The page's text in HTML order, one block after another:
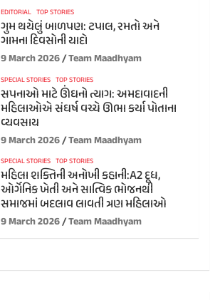
EDITORIAL TOP STORIES
ગુમ થયેલું બાળપણ: ટપાલ, રમતો અને
ગામના દિવસોની યાદો
9 March 2026 Team Maadhyam
SPECIAL STORIES TOP STORIES
સપનાઓ માટે ઊંઘનો ત્યાગ: અમદાવાદની
મહિલાઓએ સંઘર્ષ વચ્ચે ઊભા કર્યા પોતાના
વ્યવસાય
9 March 2026 Team Maadhyam
SPECIAL STORIES TOP STORIES
મહિલા શક્તિની અનોખી કહાની:A2 દૂધ,
ઓર્ગેનિક ખેતી અને સાત્વિક ભોજનથી
સમાજમાં બદલાવ લાવતી ત્રણ મહિલાઓ
9 March 2026 Team Maadhyam